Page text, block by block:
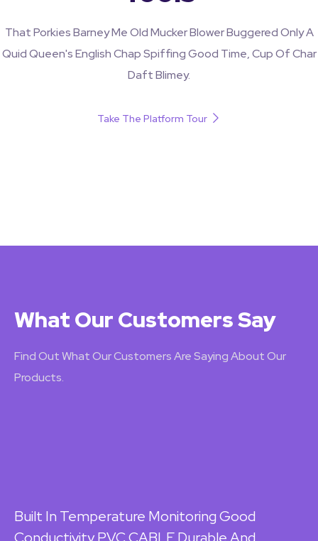
That Porkies Barney Me Old Mucker Blower Buggered Only A
Quid Queen's English Chap Spiffing Good Time, Cup Of Char
Daft Blimey.
Take The Platform Tour
What Our Customers Say
Find Out What Our Customers Are Saying About Our
Products.
Built In Temperature Monitoring Good